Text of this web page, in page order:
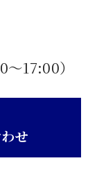
〜17:00）
せ